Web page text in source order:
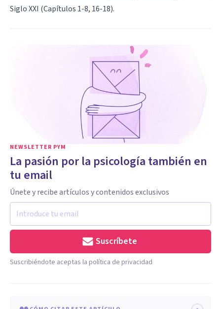
Siglo XXI (Capítulos 1-8, 16-18).
NEWSLETTER PYM
La pasión por la psicología también en
tu email
Únete y recibe artículos y contenidos exclusivos
Suscríbete
Suscribiéndote aceptas la política de privacidad